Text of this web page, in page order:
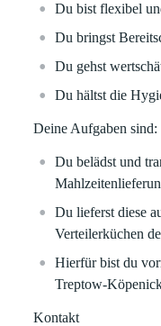
Du bist flexibel
Du bringst
Du gehst
Du hältst die
Deine Aufgaben sind:
Du belädst und
Du lieferst diese
Verteilerküchen
Hierfür bist du
Treptow-
Kontakt